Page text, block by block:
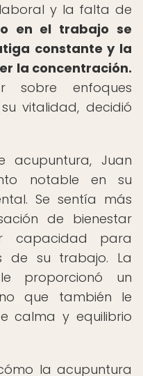
y la falta de
en el trabajo se
constante y la
la concentración.
sobre enfoques
vitalidad, decidió
acupuntura, Juan
notable en su
Se sentía más
de bienestar
capacidad para
de su trabajo. La
proporcionó un
que también le
calma y equilibrio
la acupuntura